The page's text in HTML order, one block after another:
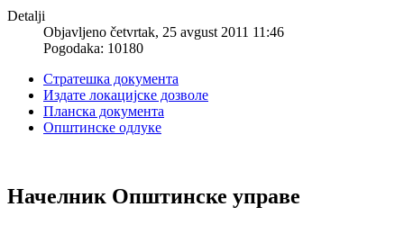
Detalji
Objavljeno četvrtak, 25 avgust 2011 11:46
Pogodaka: 10180
Стратешка документа
Издате локацијске дозволе
Планска документа
Општинске одлуке
Начелник Општинске управe